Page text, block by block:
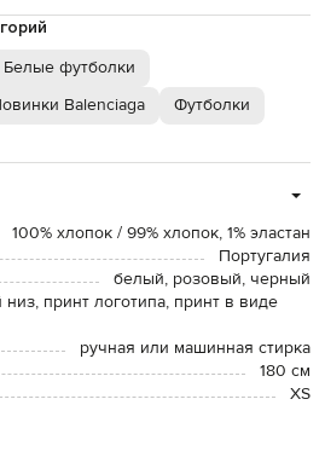
Белые футболки
Balenciaga
Футболки
100% хлопок / 99% хлопок, 1% эластан
Португалия
белый, розовый, черный
принт логотипа, принт в виде
ручная или машинная стирка
180 см
XS